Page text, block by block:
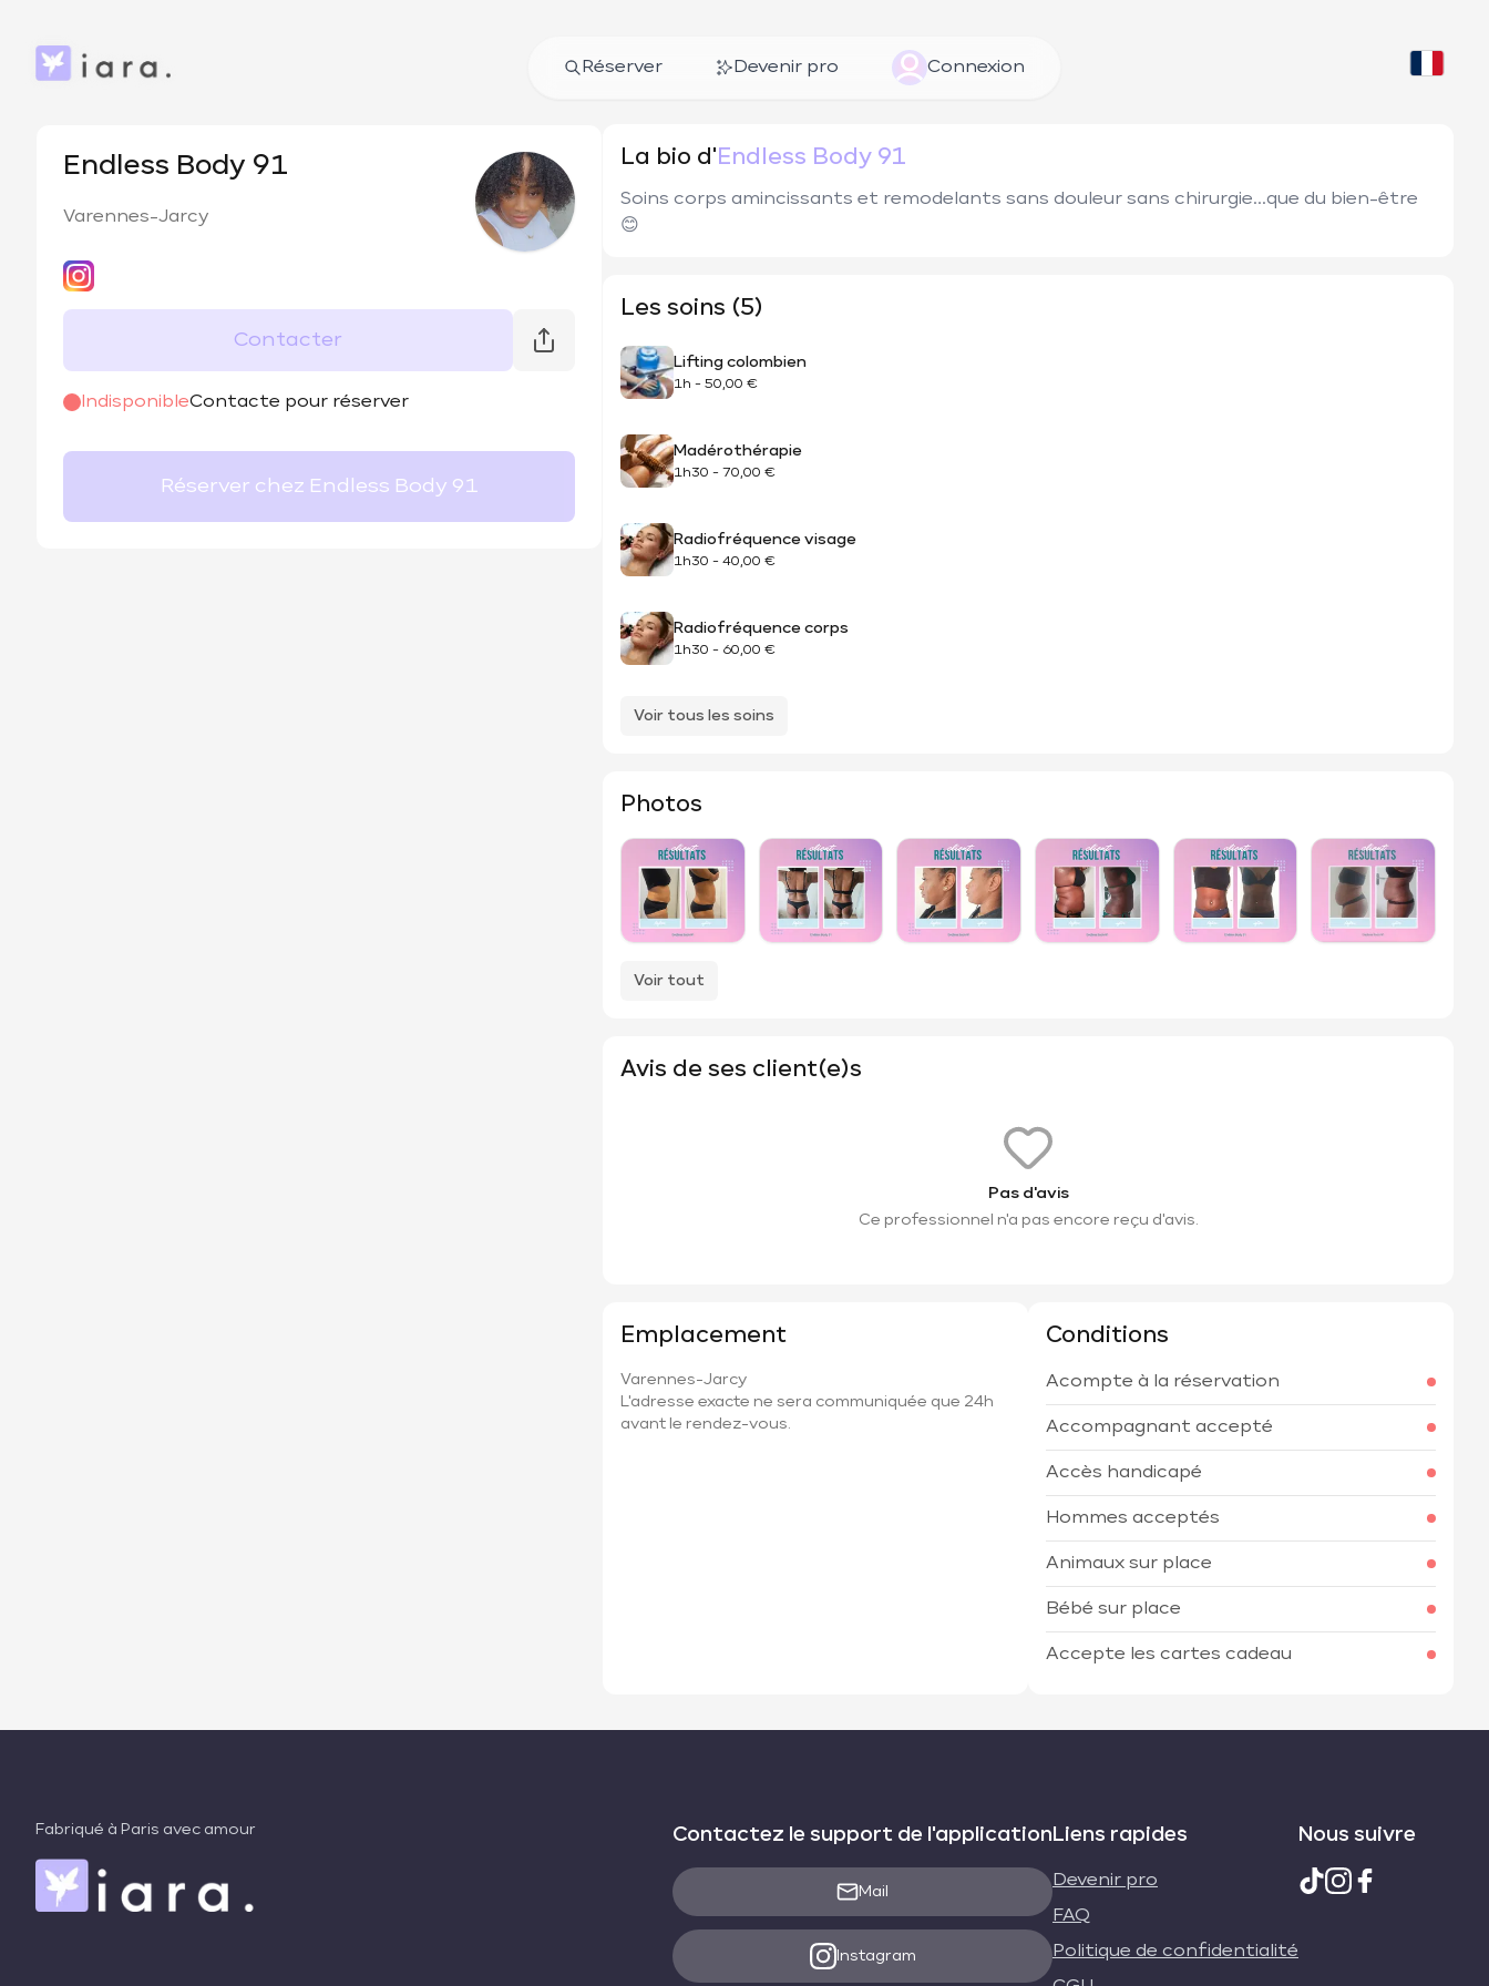
Réserver Devenir pro Connexion
Endless Body 91
Varennes-Jarcy
Contacter
IndisponibleContacte pour réserver
@endless.body91
Réserver chez Endless Body 91
La bio d' Endless Body 91
Soins corps amincissants et remodelants sans douleur sans chirurgie...que du bien-être
😊
Les soins (5)
Lifting colombien
1h - 50,00 €
Madérothérapie
1h30 - 70,00 €
Radiofréquence visage
1h30 - 40,00 €
Radiofréquence corps
1h30 - 60,00 €
Voir tous les soins
Photos
Voir tout
Avis de ses client(e)s
Pas d'avis
Ce professionnel n'a pas encore reçu d'avis.
Emplacement
Varennes-Jarcy
L'adresse exacte ne sera communiquée que 24h
avant le rendez-vous.
Conditions
Acompte à la réservation
Accompagnant accepté
Accès handicapé
Hommes acceptés
Animaux sur place
Bébé sur place
Accepte les cartes cadeau
Fabriqué à Paris avec amour Contactez le support de l'application
Mail
Instagram
Liens rapides
Devenir pro
FAQ
Politique de confidentialité
Nous suivre